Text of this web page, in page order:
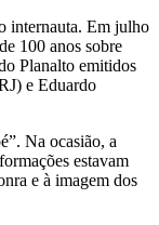
internauta. Em julho
100 anos sobre
Planalto emitidos
e Eduardo
Na ocasião, a
estavam
e à imagem dos